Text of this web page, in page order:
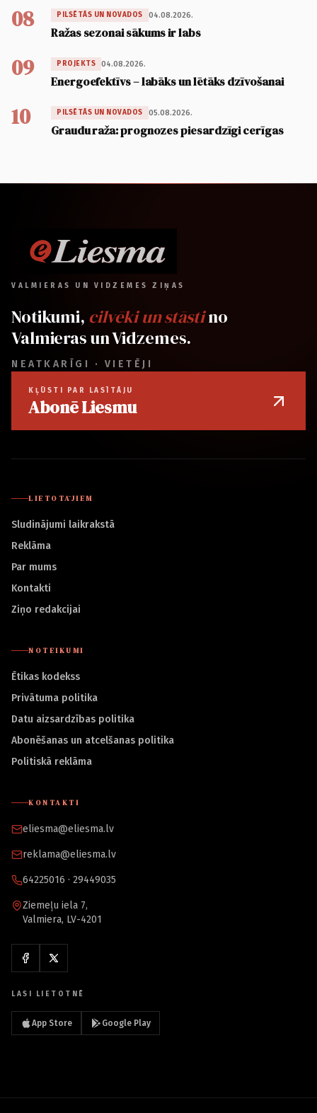
08 PILSĒTĀS UN NOVADOS 04.08.2026.
Ražas sezonai sākums ir labs
09 PROJEKTS 04.08.2026.
Energoefektīvs – labāks un lētāks dzīvošanai
10 PILSĒTĀS UN NOVADOS 05.08.2026.
Graudu raža: prognozes piesardzīgi cerīgas
VALMIERAS UN VIDZEMES ZIŅAS
Notikumi, cilvēki un stāstino
Valmieras un Vidzemes.
NEATKARĪGI · VIETĒJI
KĻŪSTI PAR LASĪTĀJU
Abonē Liesmu
LIETOTĀJIEM
Sludinājumi laikrakstā
Reklāma
Par mums
Kontakti
Ziņo redakcijai
NOTEIKUMI
Ētikas kodekss
Privātuma politika
Datu aizsardzības politika
Abonēšanas un atcelšanas politika
Politiskā reklāma
KONTAKTI
eliesma@eliesma.lv
reklama@eliesma.lv
64225016 · 29449035
Ziemeļu iela 7,
Valmiera, LV-4201
LASI LIETOTNĒ
App Store Google Play